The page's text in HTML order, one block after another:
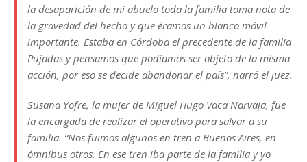
la desaparición de mi abuelo toda la familia toma nota de
la gravedad del hecho y que éramos un blanco móvil
importante. Estaba en Córdoba el precedente de la familia
Pujadas y pensamos que podíamos ser objeto de la misma
acción, por eso se decide abandonar el país”, narró el juez.
Susana Yofre, la mujer de Miguel Hugo Vaca Narvaja, fue
la encargada de realizar el operativo para salvar a su
familia. “Nos fuimos algunos en tren a Buenos Aires, en
ómnibus otros. En ese tren iba parte de la familia y yo